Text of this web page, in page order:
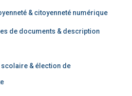
& citoyenneté numérique
de documents & description
& élection de